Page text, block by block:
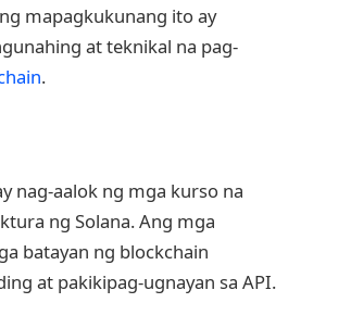
mapagkukunang ito ay
at teknikal na pag-
.
nag-aalok ng mga kurso na
ng Solana. Ang mga
batayan ng blockchain
at pakikipag-ugnayan sa API.